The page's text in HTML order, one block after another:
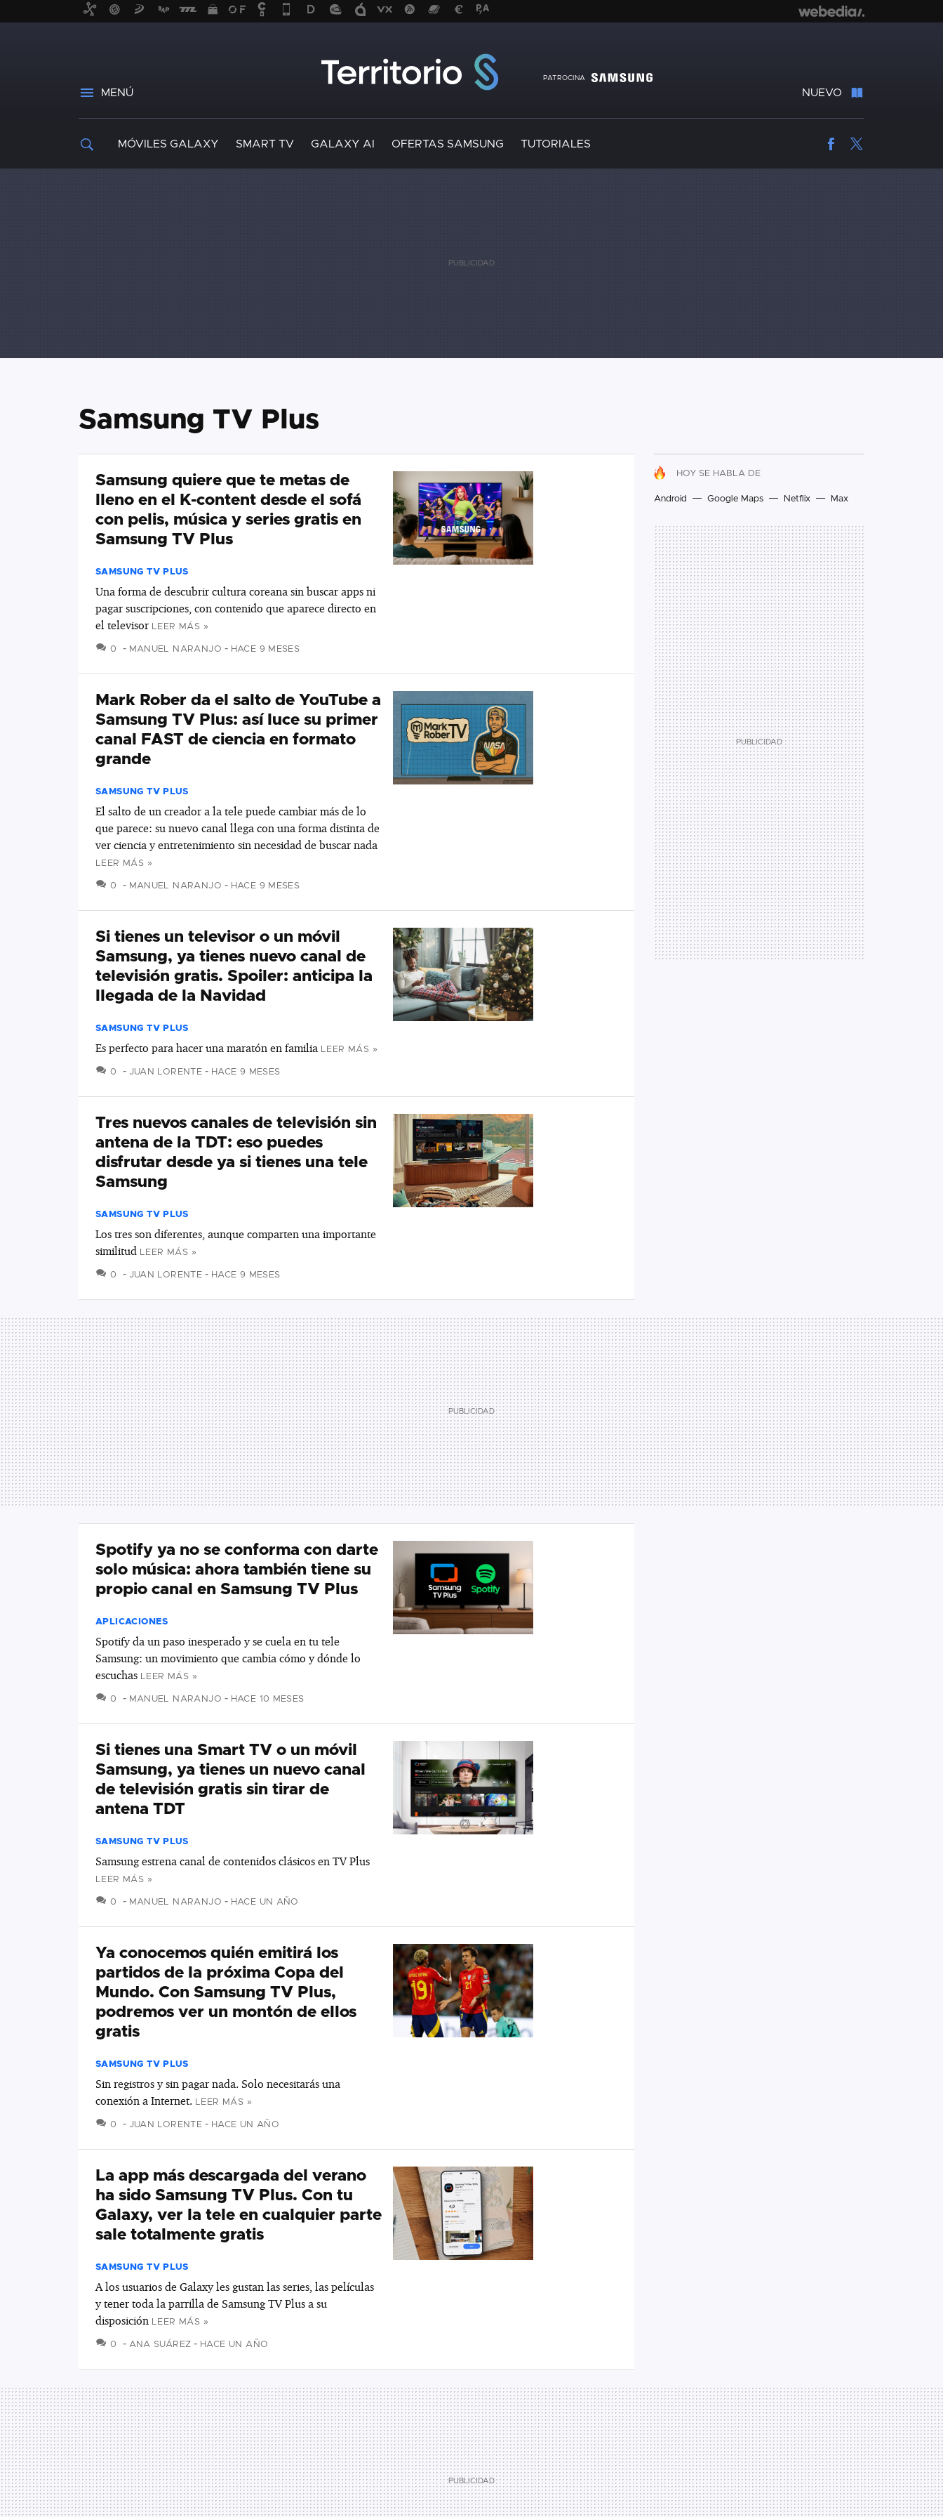
PATROCINA
MENÚ NUEVO
MÓVILES GALAXY SMART TV GALAXY AI OFERTAS SAMSUNG TUTORIALES Facebook
Samsung TV Plus
HOY SE HABLA DE
Android Google Maps Netflix Max
Samsung quiere que te metas de
lleno en el K-content desde el sofá
con pelis, música y series gratis en
Samsung TV Plus
SAMSUNG TV PLUS
Una forma de descubrir cultura coreana sin buscar apps ni
pagar suscripciones, con contenido que aparece directo en
el televisor LEER MÁS »
0 COMENTARIOS
MANUEL NARANJO HACE 9 MESES
Mark Rober da el salto de YouTube a
Samsung TV Plus: así luce su primer
canal FAST de ciencia en formato
grande
SAMSUNG TV PLUS
El salto de un creador a la tele puede cambiar más de lo
que parece: su nuevo canal llega con una forma distinta de
ver ciencia y entretenimiento sin necesidad de buscar nada
LEER MÁS »
0 COMENTARIOS
MANUEL NARANJO HACE 9 MESES
Si tienes un televisor o un móvil
Samsung, ya tienes nuevo canal de
televisión gratis. Spoiler: anticipa la
llegada de la Navidad
SAMSUNG TV PLUS
Es perfecto para hacer una maratón en familia LEER MÁS »
0 COMENTARIOS
JUAN LORENTE HACE 9 MESES
Tres nuevos canales de televisión sin
antena de la TDT: eso puedes
disfrutar desde ya si tienes una tele
Samsung
SAMSUNG TV PLUS
Los tres son diferentes, aunque comparten una importante
similitud LEER MÁS »
0 COMENTARIOS
JUAN LORENTE HACE 9 MESES
Spotify ya no se conforma con darte
solo música: ahora también tiene su
propio canal en Samsung TV Plus
APLICACIONES
Spotify da un paso inesperado y se cuela en tu tele
Samsung: un movimiento que cambia cómo y dónde lo
escuchas LEER MÁS »
0 COMENTARIOS
MANUEL NARANJO HACE 10 MESES
Si tienes una Smart TV o un móvil
Samsung, ya tienes un nuevo canal
de televisión gratis sin tirar de
antena TDT
SAMSUNG TV PLUS
Samsung estrena canal de contenidos clásicos en TV Plus
LEER MÁS »
0 COMENTARIOS
MANUEL NARANJO HACE UN AÑO
Ya conocemos quién emitirá los
partidos de la próxima Copa del
Mundo. Con Samsung TV Plus,
podremos ver un montón de ellos
gratis
SAMSUNG TV PLUS
Sin registros y sin pagar nada. Solo necesitarás una
conexión a Internet. LEER MÁS »
0 COMENTARIOS
JUAN LORENTE HACE UN AÑO
La app más descargada del verano
ha sido Samsung TV Plus. Con tu
Galaxy, ver la tele en cualquier parte
sale totalmente gratis
SAMSUNG TV PLUS
A los usuarios de Galaxy les gustan las series, las películas
y tener toda la parrilla de Samsung TV Plus a su
disposición LEER MÁS »
0 COMENTARIOS
ANA SUÁREZ HACE UN AÑO